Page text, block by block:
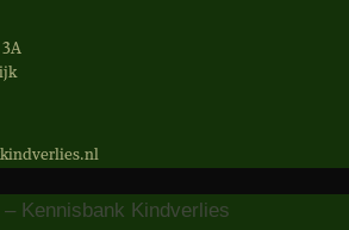
Kennisbank Kindverlies